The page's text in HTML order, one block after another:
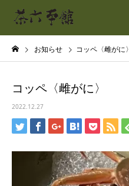
お知らせ コッペ〈雌がに〉
コッペ〈雌がに〉
2022.12.27